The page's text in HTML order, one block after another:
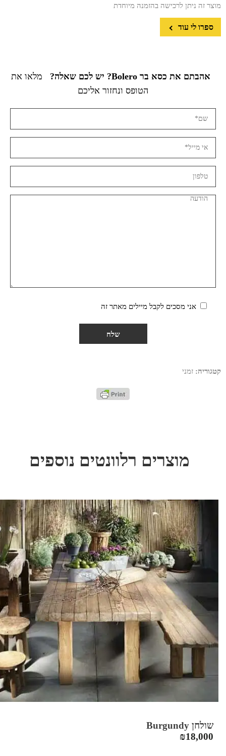
מוצר זה ניתן לרכישה בהזמנה מיוחדת
ספרו לי עוד
אהבתם את כסא בר Bolero? יש לכם שאלה?
מלאו את
הטופס ונחזור אליכם
אני מסכים לקבל מיילים מאתר זה
קטגוריה: זמני
מוצרים רלוונטים נוספים
שולחן Burgundy
₪18,000